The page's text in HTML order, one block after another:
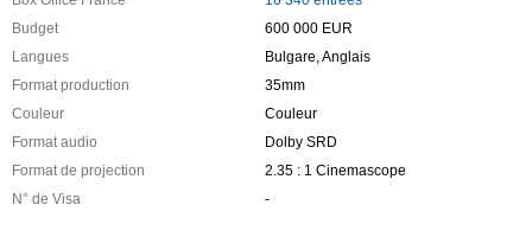
Budget
600 000 EUR
Langues
Bulgare, Anglais
Format production
35mm
Couleur
Couleur
Format audio
Dolby SRD
Format de projection
2.35 : 1 Cinemascope
N° de Visa
-